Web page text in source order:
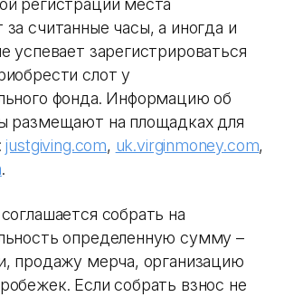
считанные часы, а иногда и
успевает зарегистрироваться
слот у
фонда. Информацию об
размещают на площадках для
justgiving.com, uk.virginmoney.com,
.
собрать на
определенную сумму –
продажу мерча, организацию
Если собрать взнос не